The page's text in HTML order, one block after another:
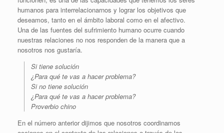
humanos para interrelacionarnos y lograr los objetivos que
deseamos, tanto en el ámbito laboral como en el afectivo.
Una de las fuentes del sufrimiento humano ocurre cuando
nuestras relaciones no nos responden de la manera que a
nosotros nos gustaría.
Si tiene solución
¿Para qué te vas a hacer problema?
Si no tiene solución
¿Para qué te vas a hacer problema?
Proverbio chino
En el número anterior dijimos que nosotros coordinamos